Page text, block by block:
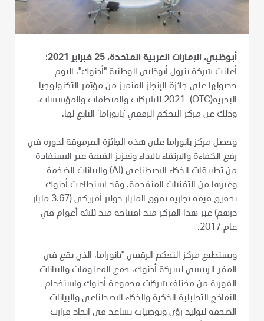
أبوظبي، الإمارات العربية المتحدة، 25 فبراير 2021
:
أعلنت شركة بترول أبوظبي الوطنية "أدنوك"، اليوم
حصولها على جائزة الإنجاز المتميز من مؤتمر التكنولوجيا
البحرية(OTC) 2021 للشركات والمنظمات والمؤسسات،
وذلك عن مركز التحكم الرقمي ’بانوراما‘ التابع لها.
وحصل مركز بانوراما على هذه الجائزة المرموقة لدوره في
رفع الكفاءة والارتقاء بالأداء وتعزيز القيمة عبر الاستفادة
من تطبيقات الذكاء الاصطناعي (AI) والبيانات الضخمة
وغيرها من التقنيات المتقدمة. وقد استطاعت أدنوك
تحقيق قيمة تجارية تفوق المليار دولار أمريكي (3.67 مليار
درهم) عبر هذا المركز منذ افتتاحه منذ ثلاثة أعوام في
عام 2017.
ويستطيع مركز التحكم الرقمي "بانوراما، الذي يقع في
المقر الرئيسي لشركة أدنوك، جمع المعلومات والبيانات
الفورية من مختلف شركات مجموعة أدنوك واستخدام
النماذج التحليلية الذكية والذكاء الاصطناعي والبيانات
الضخمة لتوليد رؤى وتوصيات تساعد في اتخاذ قرارت